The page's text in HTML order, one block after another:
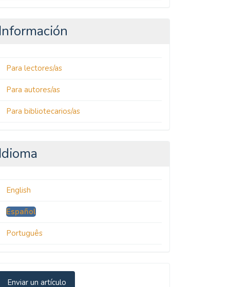
Información
Para lectores/as
Para autores/as
Para bibliotecarios/as
Idioma
English
Español
Português
Enviar un artículo